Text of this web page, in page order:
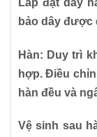
Lắp đặt dây
bảo dây được
Hàn: Duy trì
hợp. Điều
hàn đều và
Vệ sinh sau